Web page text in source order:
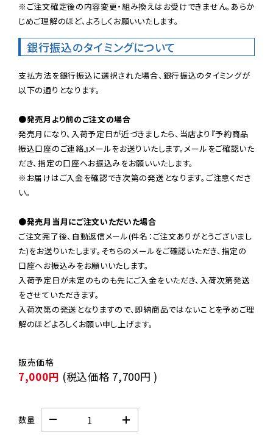
※ご注文確定後の内容変更・組み換えはお受けできません。あらか
じめご理解のほど、よろしくお願いいたします。
銀行振込のタイミングについて
支払方法を銀行振込に選択された場合、銀行振込のタイミングが
以下の通りとなります。
●発売月より前のご注文の場合
発売月になり、入荷予定日が近づきましたら、当店より『予約商品
振込口座のご連絡』メールをお送りいたします。メールをご確認いた
だき、指定の口座へお振込みをお願いいたします。
※お届けはご入金を確認でき次第の発送となります。ご注意くださ
い。
●発売月当月にご注文いただいた場合
ご注文完了後、自動返信メール(件名：ご注文ありがとうございまし
た)をお送りいたします。そちらのメールをご確認いただき、指定の
口座へお振込みをお願いいたします。
入荷予定日が未定のものも先にご入金をいただき、入荷次第発送
をさせていただきます。
入荷次第の発送となりますので、即納商品ではないことを予めご理
解のほどよろしくお願い申し上げます。
7,000円 (税込価格 7,700円 )
数量